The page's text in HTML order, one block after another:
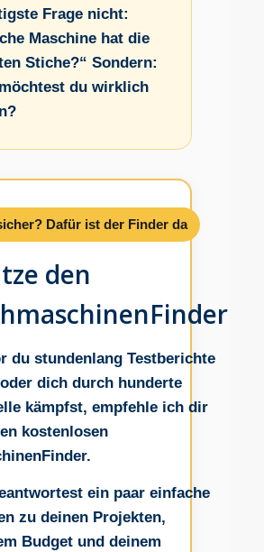
Frage nicht:
Maschine hat die
Stiche?“ Sondern:
du wirklich
Dafür ist der Finder da
den
du stundenlang Testberichte
dich durch hunderte
kämpfst, empfehle ich dir
kostenlosen
ein paar einfache
zu deinen Projekten,
Budget und deinem